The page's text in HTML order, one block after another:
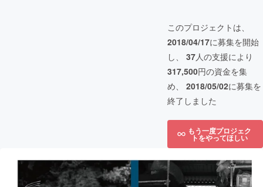
このプロジェクトは、
2018/04/17に募集を開始
し、 37人の支援により
317,500円の資金を集
め、 2018/05/02に募集を
終了しました
もう一度プロジェク
トをやってほしい